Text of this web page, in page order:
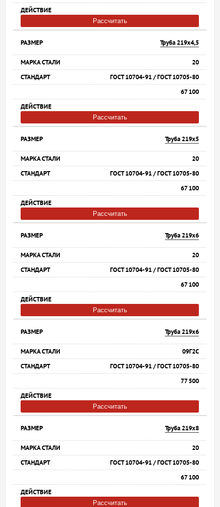
Рассчитать
Труба 219х4,5
20
ГОСТ 10704-91 / ГОСТ 10705-80
67 100
Рассчитать
Труба 219х5
20
ГОСТ 10704-91 / ГОСТ 10705-80
67 100
Рассчитать
Труба 219х6
20
ГОСТ 10704-91 / ГОСТ 10705-80
67 100
Рассчитать
Труба 219х6
09Г2С
ГОСТ 10704-91 / ГОСТ 10705-80
77 500
Рассчитать
Труба 219х8
20
ГОСТ 10704-91 / ГОСТ 10705-80
67 100
Рассчитать